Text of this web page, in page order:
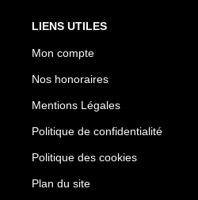
LIENS UTILES
Mon compte
Nos honoraires
Mentions Légales
Politique de confidentialité
Politique des cookies
Plan du site